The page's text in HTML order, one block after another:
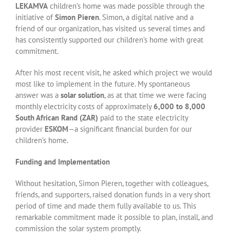
LEKAMVA children’s home was made possible through the
initiative of Simon Pieren. Simon, a digital native and a
friend of our organization, has visited us several times and
has consistently supported our children’s home with great
commitment.
After his most recent visit, he asked which project we would
most like to implement in the future. My spontaneous
answer was a solar solution, as at that time we were facing
monthly electricity costs of approximately6,000 to 8,000
South African Rand (ZAR) paid to the state electricity
provider ESKOM—a significant financial burden for our
children’s home.
Funding and Implementation
Without hesitation, Simon Pieren, together with colleagues,
friends, and supporters, raised donation funds in a very short
period of time and made them fully available to us. This
remarkable commitment made it possible to plan, install, and
commission the solar system promptly.